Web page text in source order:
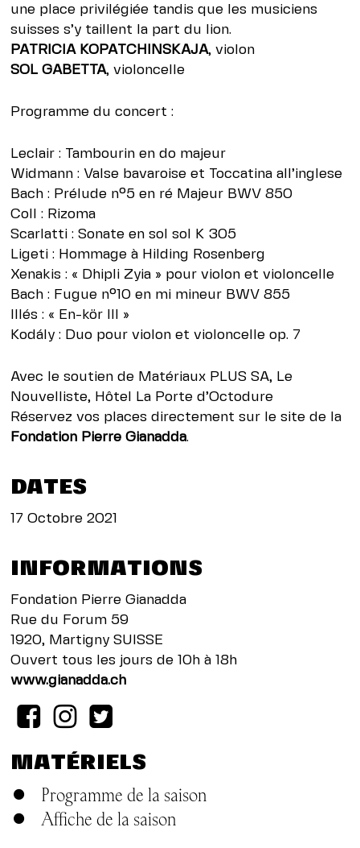
une place privilégiée tandis que les musiciens
suisses s’y taillent la part du lion.
PATRICIA KOPATCHINSKAJA, violon
SOL GABETTA, violoncelle
Programme du concert :
Leclair : Tambourin en do majeur
Widmann : Valse bavaroise et Toccatina all’inglese
Bach : Prélude n°5 en ré Majeur BWV 850
Coll : Rizoma
Scarlatti : Sonate en sol sol K 305
Ligeti : Hommage à Hilding Rosenberg
Xenakis : « Dhipli Zyia » pour violon et violoncelle
Bach : Fugue n°10 en mi mineur BWV 855
Illés : « En-kör III »
Kodály : Duo pour violon et violoncelle op. 7
Avec le soutien de Matériaux PLUS SA, Le
Nouvelliste, Hôtel La Porte d’Octodure
Réservez vos places directement sur le site de la
Fondation Pierre Gianadda.
DATES
17 Octobre 2021
INFORMATIONS
Fondation Pierre Gianadda
Rue du Forum 59
1920, Martigny SUISSE
Ouvert tous les jours de 10h à 18h
www.gianadda.ch
MATÉRIELS
Programme de la saison
Affiche de la saison